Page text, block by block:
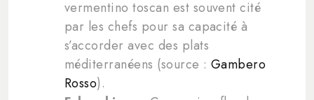
vermentino toscan est souvent cité
par les chefs pour sa capacité à
s’accorder avec des plats
méditerranéens (source : Gambero
Rosso).